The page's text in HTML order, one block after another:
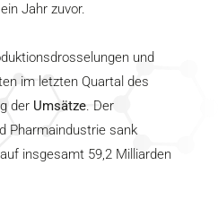
Jahr zuvor.
und
im letzten Quartal des
der Umsätze. Der
Pharmaindustrie sank
insgesamt 59,2 Milliarden